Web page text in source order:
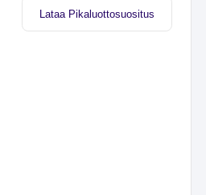
Lataa Pikaluottosuositus